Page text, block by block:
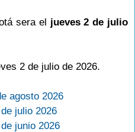
sera el jueves 2 de julio
2 de julio de 2026.
agosto 2026
julio 2026
junio 2026